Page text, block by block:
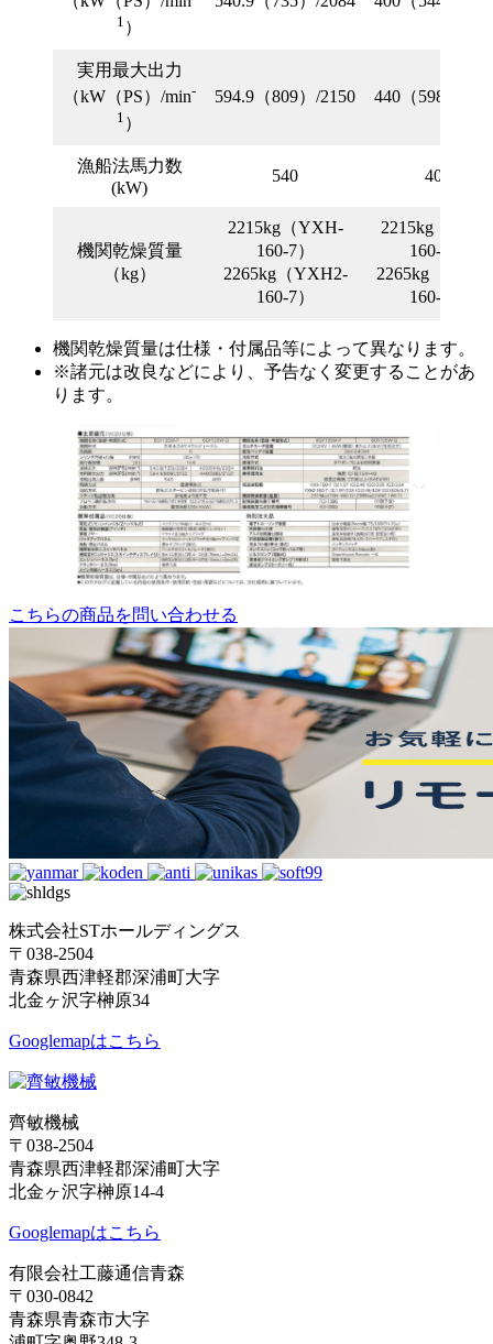
1 ）
実用最大出力
（kW（PS）/min-
1 ）
594.9（809）/2150 440（598）/
漁船法馬力数
(kW)
540 400
機関乾燥質量
（kg）
2215kg（YXH-
160-7）
2265kg（YXH2-
160-7）
2215kg（
160-7）
2265kg（
160-7）
機関乾燥質量は仕様・付属品等によって異なります。
※諸元は改良などにより、予告なく変更することがあ
ります。
こちらの商品を問い合わせる
株式会社STホールディングス
〒038-2504
青森県西津軽郡深浦町大字
北金ヶ沢字榊原34
Googlemapはこちら
齊敏機械
〒038-2504
青森県西津軽郡深浦町大字
北金ヶ沢字榊原14-4
Googlemapはこちら
有限会社工藤通信青森
〒030-0842
青森県青森市大字